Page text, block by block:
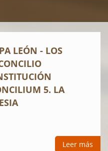
LEÓN - LOS
5. LA
Leer más